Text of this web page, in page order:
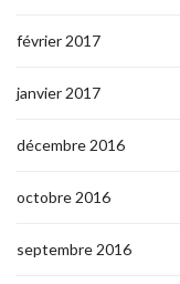
février 2017
janvier 2017
décembre 2016
octobre 2016
septembre 2016